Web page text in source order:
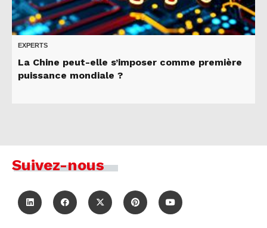
EXPERTS
La Chine peut-elle s’imposer comme première
puissance mondiale ?
Suivez-nous